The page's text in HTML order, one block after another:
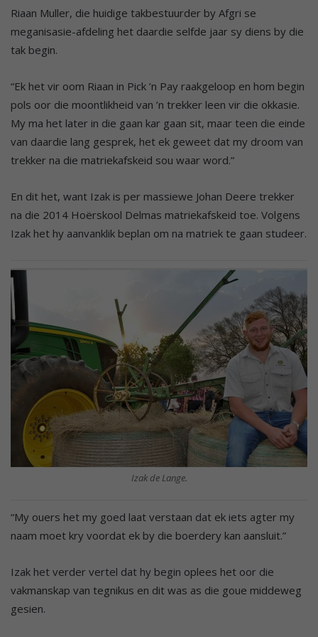
Riaan Muller, die huidige takbestuurder by Afgri se
meganisasie-afdeling het daardie selfde jaar sy diens by die
tak begin.
“Ek het vir oom Riaan in Pick ’n Pay raakgeloop en hom begin
pols oor die moontlikheid van ’n trekker leen vir die okkasie.
My ma het later in die gaan kar gaan sit, maar teen die einde
van daardie lang gesprek, het ek geweet dat my droom van
trekker na die matriekafskeid sou waar word.”
En dit het, want Izak is per massiewe Johan Deere trekker
na die 2014 Hoërskool Delmas matriekafskeid toe. Volgens
Izak het hy aanvanklik beplan om na matriek te gaan studeer.
Izak de Lange.
“My ouers het my goed laat verstaan dat ek iets agter my
naam moet kry voordat ek by die boerdery kan aansluit.”
Izak het verder vertel dat hy begin oplees het oor die
vakmanskap van tegnikus en dit was as die goue middeweg
gesien.